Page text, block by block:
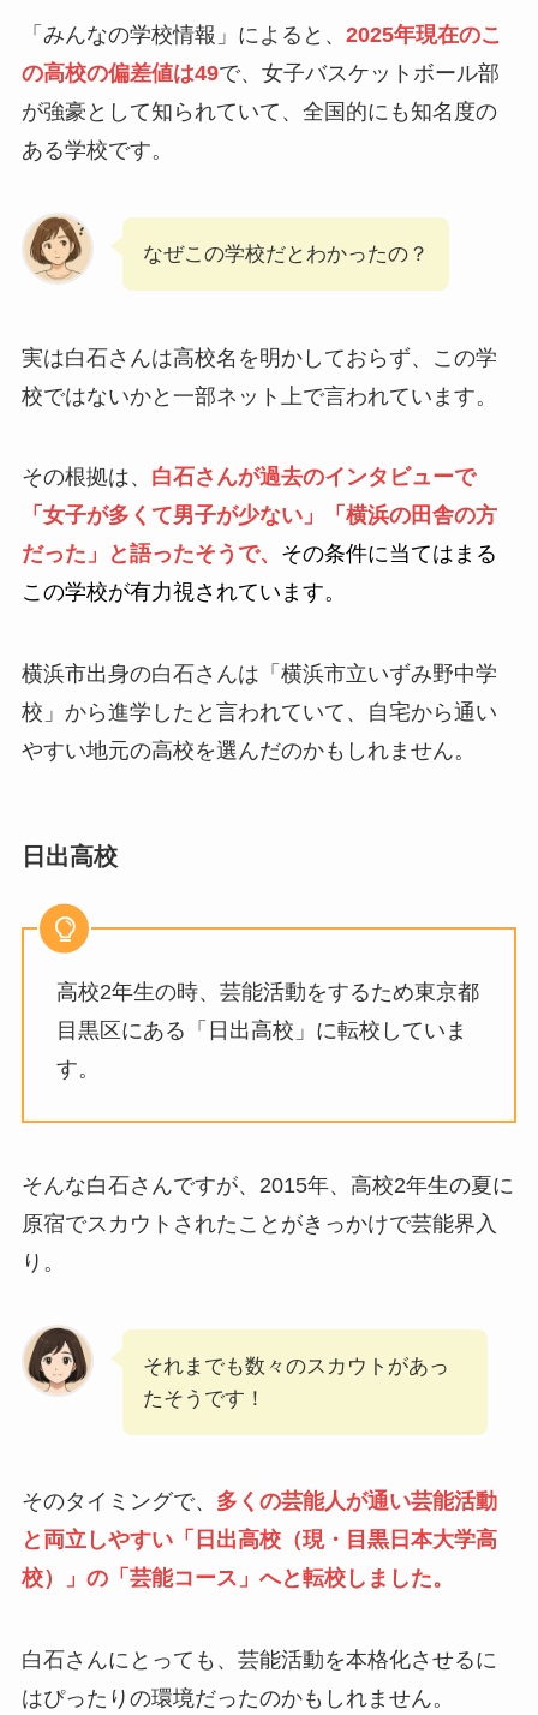
「みんなの学校情報」によると、 2025年現在のこ
の高校の偏差値は49で、女子バスケットボール部
が強豪として知られていて、全国的にも知名度の
ある学校です。
なぜこの学校だとわかったの？
実は白石さんは高校名を明かしておらず、この学
校ではないかと一部ネット上で言われています。
その根拠は、 白石さんが過去のインタビューで
「女子が多くて男子が少ない」「横浜の田舎の方
だった」と語ったそうで、 その条件に当てはまる
この学校が有力視されています。
横浜市出身の白石さんは「横浜市立いずみ野中学
校」から進学したと言われていて、自宅から通い
やすい地元の高校を選んだのかもしれません。
日出高校
高校2年生の時、芸能活動をするため東京都
目黒区にある「日出高校」に転校していま
す。
そんな白石さんですが、2015年、高校2年生の夏に
原宿でスカウトされたことがきっかけで芸能界入
り。
それまでも数々のスカウトがあっ
たそうです！
そのタイミングで、 多くの芸能人が通い芸能活動
と両立しやすい「日出高校（現・目黒日本大学高
校）」の「芸能コース」へと転校しました。
白石さんにとっても、芸能活動を本格化させるに
はぴったりの環境だったのかもしれません。